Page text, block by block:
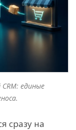
единые
сразу на